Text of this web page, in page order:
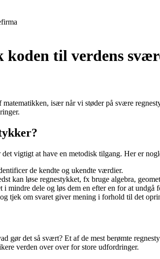
til verdens
især når vi støder på svære
vigtigt at have en metodisk tilgang. Her er
de kendte og ukendte værdier.
kan løse regnestykket, fx bruge algebra,
i mindre dele og løs dem en efter en for at undgå
tjek om svaret giver mening i forhold til det
gør det så svært? Et af de mest berømte
verden over over for store udfordringer.